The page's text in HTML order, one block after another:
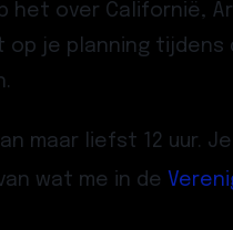
over Californië,
je planning tijdens
maar liefst 12 uur.
wat me in de